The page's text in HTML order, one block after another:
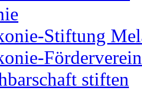
Stiftung
stiften